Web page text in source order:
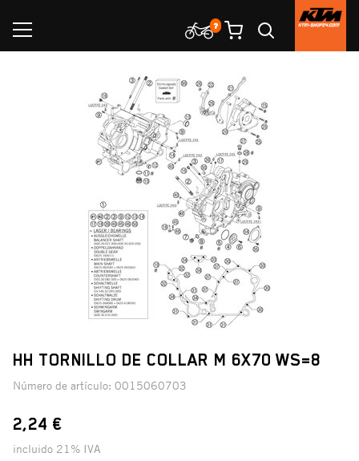
HH TORNILLO DE COLLAR M 6X70 WS=8
Número de artículo: 0015060703
2,24 €
incluido 21% IVA